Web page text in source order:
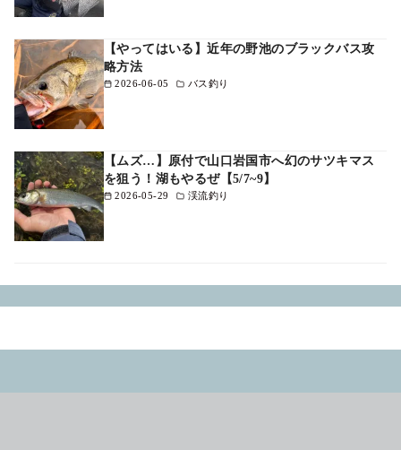
2026-06-05 バス釣り
【やってはいる】近年の野池のブラックバス攻
略方法
2026-05-29 渓流釣り
【ムズ…】原付で山口岩国市へ幻のサツキマス
を狙う！湖もやるぜ【5/7~9】